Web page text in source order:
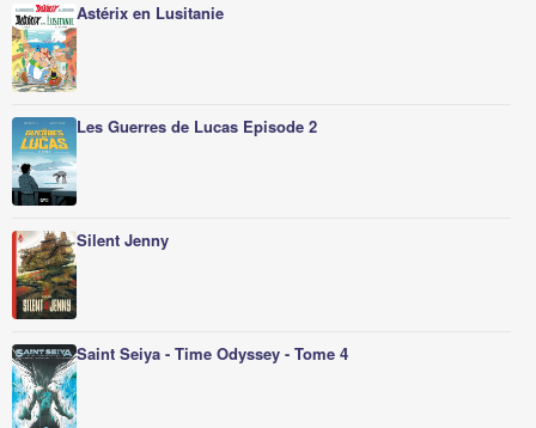
Astérix en Lusitanie
Les Guerres de Lucas Episode 2
Silent Jenny
Saint Seiya - Time Odyssey - Tome 4